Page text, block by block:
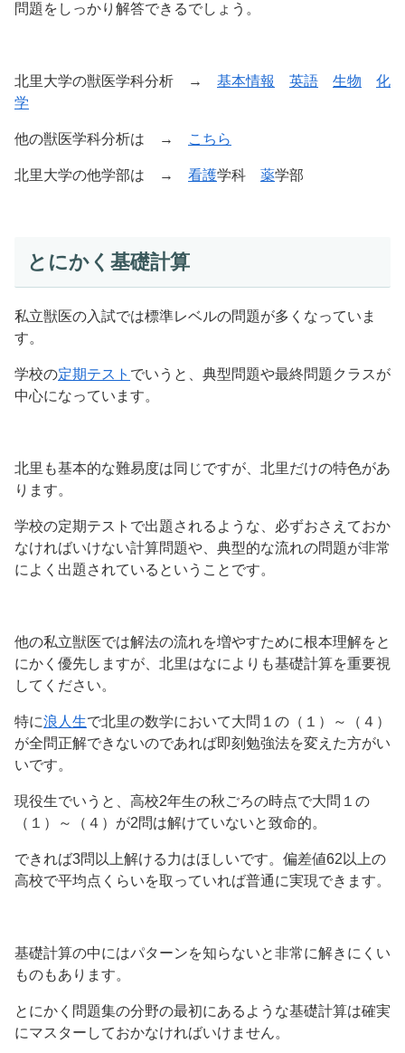
問題をしっかり解答できるでしょう。
北里大学の獣医学科分析 → 基本情報 英語 生物
化
学
他の獣医学科分析は → こちら
北里大学の他学部は → 看護学科 薬学部
とにかく基礎計算
私立獣医の入試では標準レベルの問題が多くなっていま
す。
学校の定期テスト でいうと、典型問題や最終問題クラスが
中心になっています。
北里も基本的な難易度は同じですが、北里だけの特色があ
ります。
学校の定期テストで出題されるような、必ずおさえておか
なければいけない計算問題や、典型的な流れの問題が非常
によく出題されているということです。
他の私立獣医では解法の流れを増やすために根本理解をと
にかく優先しますが、北里はなによりも基礎計算を重要視
してください。
特に浪人生で北里の数学において大問１の（１）～（４）
が全問正解できないのであれば即刻勉強法を変えた方がい
いです。
現役生でいうと、高校2年生の秋ごろの時点で大問１の
（１）～（４）が2問は解けていないと致命的。
できれば3問以上解ける力はほしいです。偏差値62以上の
高校で平均点くらいを取っていれば普通に実現できます。
基礎計算の中にはパターンを知らないと非常に解きにくい
ものもあります。
とにかく問題集の分野の最初にあるような基礎計算は確実
にマスターしておかなければいけません。